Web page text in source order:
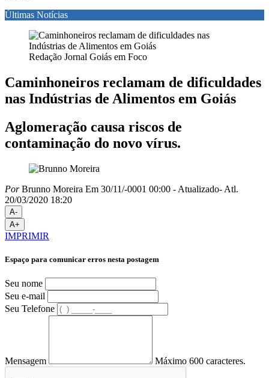
Últimas Notícias
Redação Jornal Goiás em Foco
Caminhoneiros reclamam de dificuldades
nas Indústrias de Alimentos em Goiás
Aglomeração causa riscos de
contaminação do novo vírus.
PorBrunno Moreira Em 30/11/-0001 00:00 - Atualizado- Atl.
20/03/2020 18:20
A-
A+
IMPRIMIR
Espaço para comunicar erros nesta postagem
Seu nome
Seu e-mail
Seu Telefone
Mensagem Máximo 600 caracteres.